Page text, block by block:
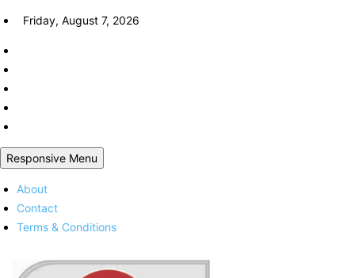
Skip
content
Friday, August 7, 2026
Responsive Menu
About
Contact
Terms & Conditions